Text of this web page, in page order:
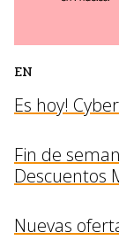
EN
Es hoy!
Fin de
Descuentos
Nuevas